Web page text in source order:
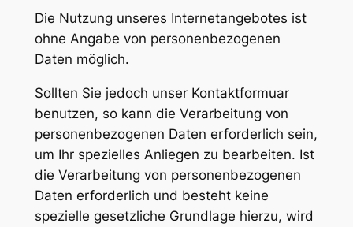
Die Nutzung unseres Internetangebotes ist
ohne Angabe von personenbezogenen
Daten möglich.
Sollten Sie jedoch unser Kontaktformuar
benutzen, so kann die Verarbeitung von
personenbezogenen Daten erforderlich sein,
um Ihr spezielles Anliegen zu bearbeiten. Ist
die Verarbeitung von personenbezogenen
Daten erforderlich und besteht keine
spezielle gesetzliche Grundlage hierzu, wird